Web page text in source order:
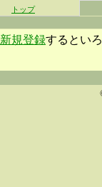
トップ
新規登録するとい